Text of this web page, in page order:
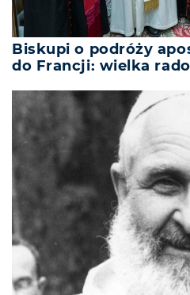
Biskupi o podróży
do Francji: wielka